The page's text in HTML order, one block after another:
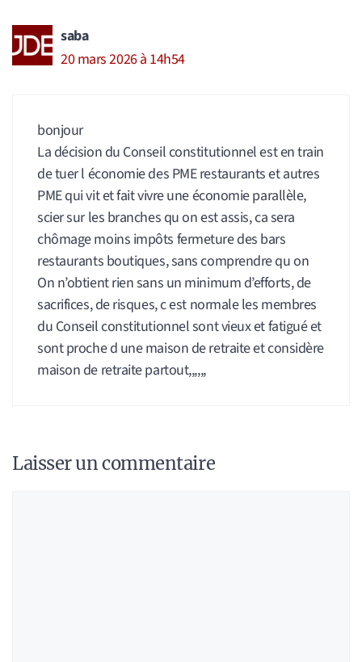
saba
20 mars 2026 à 14h54
bonjour
La décision du Conseil constitutionnel est en train
de tuer l économie des PME restaurants et autres
PME qui vit et fait vivre une économie parallèle,
scier sur les branches qu on est assis, ca sera
chômage moins impôts fermeture des bars
restaurants boutiques, sans comprendre qu on
On n’obtient rien sans un minimum d’efforts, de
sacrifices, de risques, c est normale les membres
du Conseil constitutionnel sont vieux et fatigué et
sont proche d une maison de retraite et considère
maison de retraite partout,,,,,,
Laisser un commentaire